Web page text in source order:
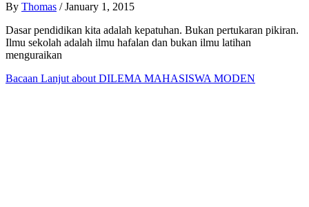
By Thomas / January 1, 2015
Dasar pendidikan kita adalah kepatuhan. Bukan pertukaran pikiran.
Ilmu sekolah adalah ilmu hafalan dan bukan ilmu latihan
menguraikan
Bacaan Lanjut about DILEMA MAHASISWA MODEN